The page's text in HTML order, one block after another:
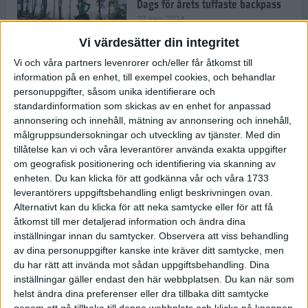
Vi värdesätter din integritet
Vi och våra partners levenrorer och/eller får åtkomst till
information på en enhet, till exempel cookies, och behandlar
personuppgifter, såsom unika identifierare och
standardinformation som skickas av en enhet for anpassad
annonsering och innehåll, mätning av annonsering och innehåll,
målgruppsundersokningar och utveckling av tjänster. Med din
tillåtelse kan vi och våra leverantörer använda exakta uppgifter
om geografisk positionering och identifiering via skanning av
enheten. Du kan klicka för att godkänna vår och våra 1733
leverantörers uppgiftsbehandling enligt beskrivningen ovan.
Alternativt kan du klicka för att neka samtycke eller för att få
åtkomst till mer detaljerad information och ändra dina
inställningar innan du samtycker. Observera att viss behandling
av dina personuppgifter kanske inte kräver ditt samtycke, men
du har rätt att invända mot sådan uppgiftsbehandling. Dina
inställningar gäller endast den här webbplatsen. Du kan när som
helst ändra dina preferenser eller dra tillbaka ditt samtycke
Dags för årets tuffaste backpass
27 sep 2024
Det är trendigt att springa – 3
unga tjejer berättar
25 sep 2024
Så firas 60:e Lidingöloppet
23 sep 2024
Rafflande avslutning på rekordstor
halvmara i Stockholm
7 sep 2024